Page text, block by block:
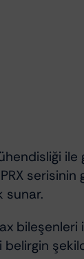
sunar.
bileşenleri